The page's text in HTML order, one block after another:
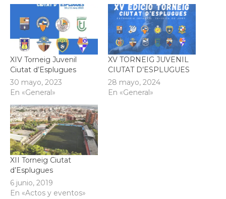
XIV Torneig Juvenil
Ciutat d’Esplugues
30 mayo, 2023
En «General»
XV TORNEIG JUVENIL
CIUTAT D’ESPLUGUES
28 mayo, 2024
En «General»
XII Torneig Ciutat
d’Esplugues
6 junio, 2019
En «Actos y eventos»